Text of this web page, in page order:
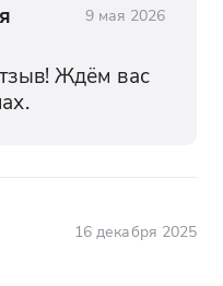
9 мая 2026
Ждём вас
16 декабря 2025